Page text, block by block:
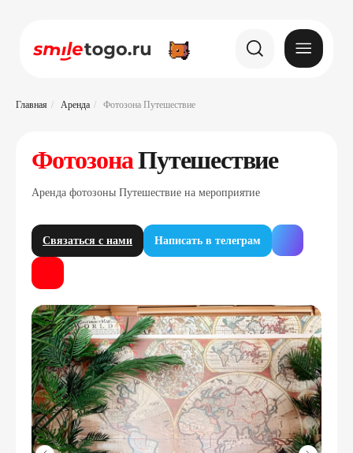
Главная / Аренда / Фотозона Путешествие
ФотозонаПутешествие
Аренда фотозоны Путешествие на мероприятие
Связаться с нами